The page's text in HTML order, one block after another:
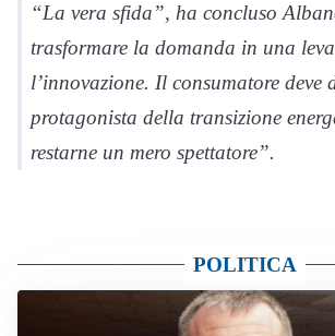
“La vera sfida”, ha concluso
trasformare la domanda in una
l’innovazione. Il consumatore deve
protagonista della transizione
restarne un mero spettatore”.
POLITICA